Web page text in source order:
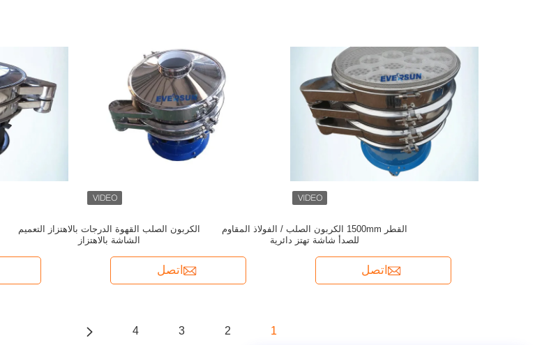
الكربون الصلب القهوة الدرجات بالاهتزاز التعميم
الشاشة بالاهتزاز
اتصل
القطر 1500mm الكربون الصلب / الفولاذ المقاوم
للصدأ شاشة تهتز دائرية
اتصل
1
2
3
4